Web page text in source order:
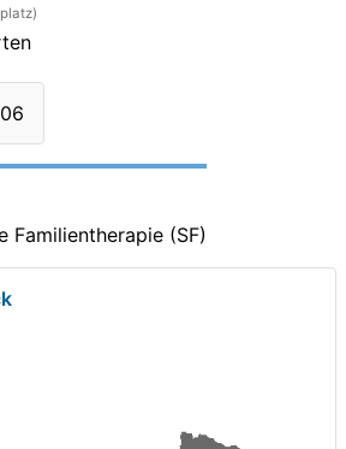
Familientherapie (SF)